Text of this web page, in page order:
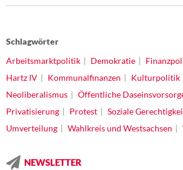
Schlagwörter
Arbeitsmarktpolitik
Demokratie
Hartz IV
Kommunalfinanzen Kulturpolitik
Neoliberalismus
Öffentliche
Privatisierung
Protest Soziale
Umverteilung
Wahlkreis und Westsachsen
NEWSLETTER